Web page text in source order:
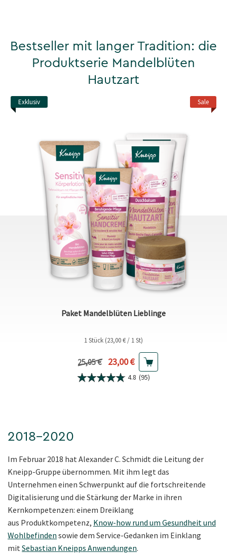
Bestseller mit langer Tradition: die
Produktserie Mandelblüten
Hautzart
Sale
Exklusiv
Paket Mandelblüten Lieblinge
1 Stück (23,00 € / 1 St)
Vorheriger Preis
25,05 € Aktueller Preis
23,00 €
4.8 (95)
2018–2020
Im Februar 2018 hat Alexander C. Schmidt die Leitung der
Kneipp-Gruppe übernommen. Mit ihm legt das
Unternehmen einen Schwerpunkt auf die fortschreitende
Digitalisierung und die Stärkung der Marke in ihren
Kernkompetenzen: einem Dreiklang
aus Produktkompetenz, Know-how rund um Gesundheit und
Wohlbefinden sowie dem Service-Gedanken im Einklang
mitSebastian Kneipps Anwendungen.